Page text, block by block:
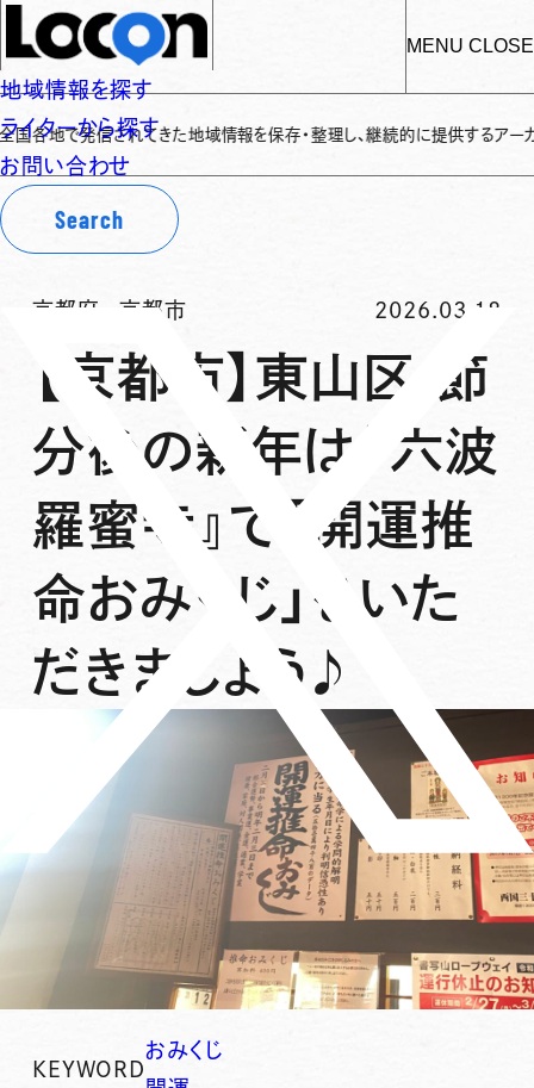
MENU CLOSE
地域情報を探す
ライターから探す
お問い合わせ
Search
発信されてきた地域情報を保存・整理し、継続的に提供するアーカイブサ
京都府 -京都市 2026.03.18
【京都市】東山区 節
分後の新年は『六波
羅蜜寺』で「開運推
命おみくじ」をいた
だきましょう♪
KEYWORD
おみくじ